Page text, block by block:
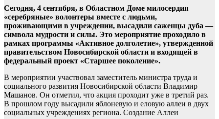
Сегодня, 4 сентября, в Областном Доме милосердия
«серебряные» волонтеры вместе с людьми,
проживающими в учреждении, высадили саженцы дуба —
символа мудрости и силы. Это мероприятие проходило в
рамках программы «Активное долголетие», утвержденной
правительством Новосибирской области и входящей в
федеральный проект «Старшее поколение».
В мероприятии участвовал заместитель министра труда и
социального развития Новосибирской области Владимир
Машанов. Он отметил, что акция проходит уже в третий раз.
В прошлом году высадили яблоневую и еловую аллеи в двух
социальных учреждениях региона. Создание Аллеи